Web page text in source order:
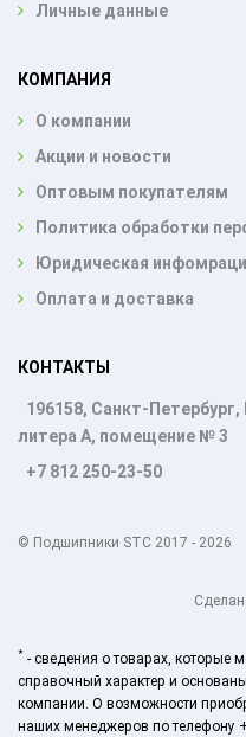
Личные данные
КОМПАНИЯ
О компании
Акции и новости
Оптовым покупателям
Политика обработки
Юридическая
Оплата и доставка
КОНТАКТЫ
196158, Санкт-
литера А, помещение № 3
+7 812 250-23-50
© Подшипники STC 2017 - 2026
* - сведения о товарах, которые
справочный характер и
компании. О возможности
наших менеджеров по телефону